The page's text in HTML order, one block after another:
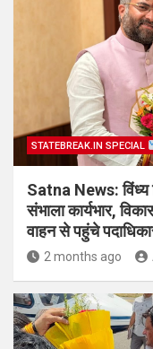
STATEBREAK.IN SPECIAL
Satna News: विंध्य
संभाला कार्यभार,
वाहन से पहुंचे
2 months ago